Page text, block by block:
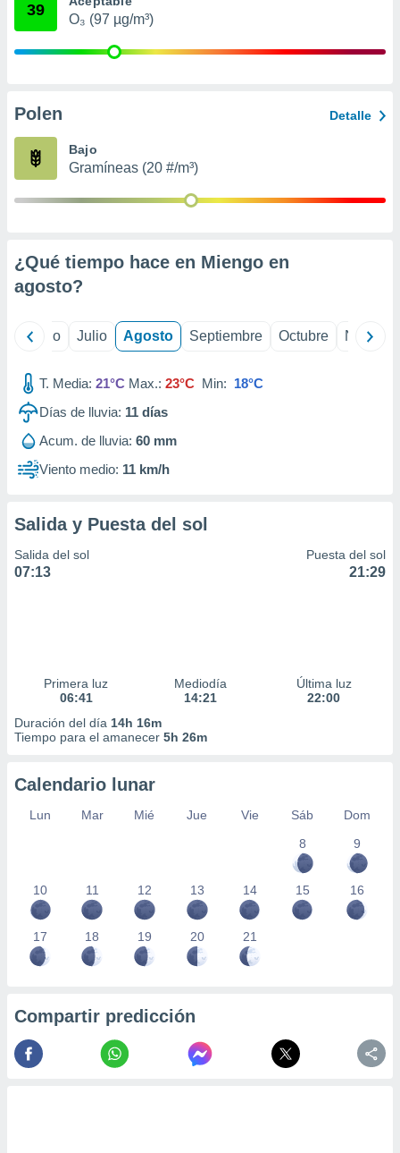
publicidad
de
1199
39
O₃ (97 µg/m³)
Polen Detalle
Bajo
Gramíneas (20 #/m³)
¿Qué tiempo hace en Miengo en
agosto?
Junio Julio Agosto Septiembre Octubre
T. Media: 21°C Max.: 23°C Min: 18°C
Días de lluvia: 11 días
Acum. de lluvia: 60 mm
Viento medio: 11 km/h
Salida y Puesta del sol
Salida del sol
07:13
Puesta del sol
21:29
Primera luz
06:41
Mediodía
14:21
Última luz
22:00
Duración del día 14h 16m
Tiempo para el amanecer 5h 26m
Calendario lunar
Lun Mar Mié Jue Vie Sáb
Dom
8
9
10 11 12 13 14 15 16
17 18 19 20 21
Compartir predicción